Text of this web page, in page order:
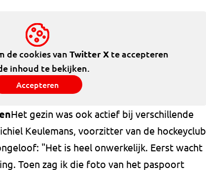
de cookies van Twitter Xte accepteren
inhoud te bekijken.
Accepteren
Het gezin was ook actief bij verschillende
Keulemans, voorzitter van de hockeyclub
"Het is heel onwerkelijk. Eerst wacht
Toen zag ik die foto van het paspoort